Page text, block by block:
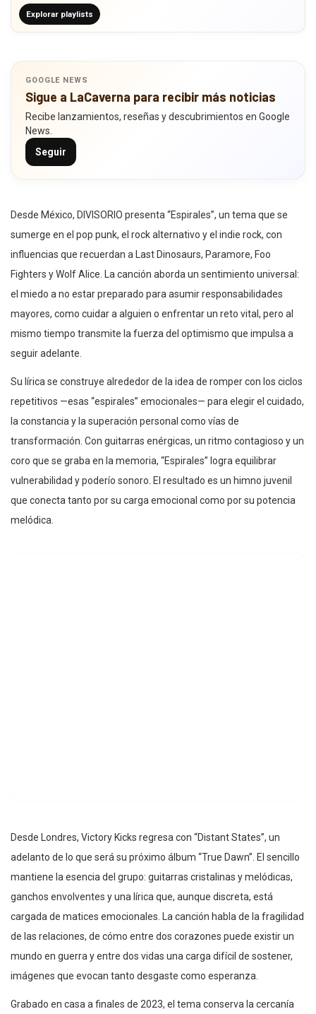
Explorar playlists
GOOGLE NEWS
Sigue a LaCaverna para recibir más noticias
Recibe lanzamientos, reseñas y descubrimientos en Google
News.
Seguir
Desde México, DIVISORIO presenta “Espirales”, un tema que se
sumerge en el pop punk, el rock alternativo y el indie rock, con
influencias que recuerdan a Last Dinosaurs, Paramore, Foo
Fighters y Wolf Alice. La canción aborda un sentimiento universal:
el miedo a no estar preparado para asumir responsabilidades
mayores, como cuidar a alguien o enfrentar un reto vital, pero al
mismo tiempo transmite la fuerza del optimismo que impulsa a
seguir adelante.
Su lírica se construye alrededor de la idea de romper con los ciclos
repetitivos —esas “espirales” emocionales— para elegir el cuidado,
la constancia y la superación personal como vías de
transformación. Con guitarras enérgicas, un ritmo contagioso y un
coro que se graba en la memoria, “Espirales” logra equilibrar
vulnerabilidad y poderío sonoro. El resultado es un himno juvenil
que conecta tanto por su carga emocional como por su potencia
melódica.
Desde Londres, Victory Kicks regresa con “Distant States”, un
adelanto de lo que será su próximo álbum “True Dawn”. El sencillo
mantiene la esencia del grupo: guitarras cristalinas y melódicas,
ganchos envolventes y una lírica que, aunque discreta, está
cargada de matices emocionales. La canción habla de la fragilidad
de las relaciones, de cómo entre dos corazones puede existir un
mundo en guerra y entre dos vidas una carga difícil de sostener,
imágenes que evocan tanto desgaste como esperanza.
Grabado en casa a finales de 2023, el tema conserva la cercanía